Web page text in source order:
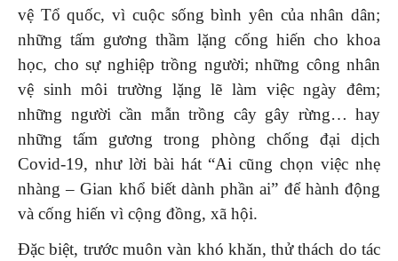
vệ Tổ quốc, vì cuộc sống bình yên của nhân dân;
những tấm gương thầm lặng cống hiến cho khoa
học, cho sự nghiệp trồng người; những công nhân
vệ sinh môi trường lặng lẽ làm việc ngày đêm;
những người cần mẫn trồng cây gây rừng… hay
những tấm gương trong phòng chống đại dịch
Covid-19, như lời bài hát “Ai cũng chọn việc nhẹ
nhàng – Gian khổ biết dành phần ai” để hành động
và cống hiến vì cộng đồng, xã hội.
Đặc biệt, trước muôn vàn khó khăn, thử thách do tác